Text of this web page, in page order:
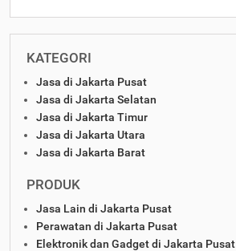
KATEGORI
Jasa di Jakarta Pusat
Jasa di Jakarta Selatan
Jasa di Jakarta Timur
Jasa di Jakarta Utara
Jasa di Jakarta Barat
PRODUK
Jasa Lain di Jakarta Pusat
Perawatan di Jakarta Pusat
Elektronik dan Gadget di Jakarta Pusat